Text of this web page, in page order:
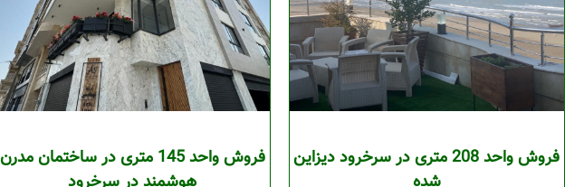
فروش واحد 208 متری در سرخرود دیزاین
فروش واحد 145 متری در ساختمان مدرن